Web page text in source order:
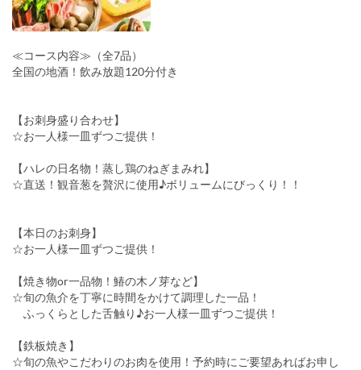
≪コース内容≫（全7品）
全国の地酒！飲み放題120分付き
【お刺身盛り合わせ】
☆お一人様一皿ずつご提供！
【ハレの日名物！蒸し鶏のねぎまみれ】
☆直送！観音葱を贅沢に使用♪ボリュームにびっくり！！
【本日のお刺身】
☆お一人様一皿ずつご提供！
【焼き物or一品物！鰆の木ノ芽など】
☆旬の魚介を丁寧に時間をかけて調理した一品！
ふっくらとした舌触り♪お一人様一皿ずつご提供！
【鉄板焼き】
☆旬の魚やこだわりのお肉を使用！予約時にご要望あればお申し